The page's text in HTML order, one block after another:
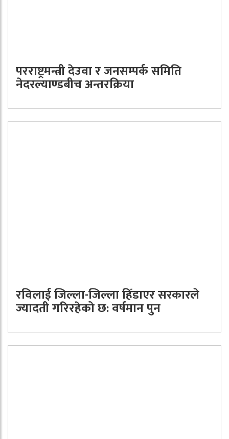
परराष्ट्रमन्त्री देउवा र जनसम्पर्क समिति
नेदरल्याण्डबीच अन्तरक्रिया
रविलाई जिल्ला-जिल्ला हिँडाएर सरकारले
ज्यादती गरिरहेको छ: वर्षमान पुन